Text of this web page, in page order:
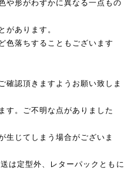
や形がわずかに異なる一点もの
があります。
色落ちすることもございます
認頂きますようお願い致しま
す。ご不明な点がありました
生じてしまう場合がございま
は定型外、レターパックともに